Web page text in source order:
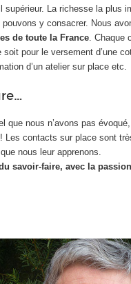
supérieur. La richesse la plus
pouvons y consacrer. Nous
de toute la France. Chaque
pour le versement d’une
d’un atelier sur place etc.
que nous n’avons pas
Les contacts sur place sont
nous leur apprenons.
savoir-faire, avec la